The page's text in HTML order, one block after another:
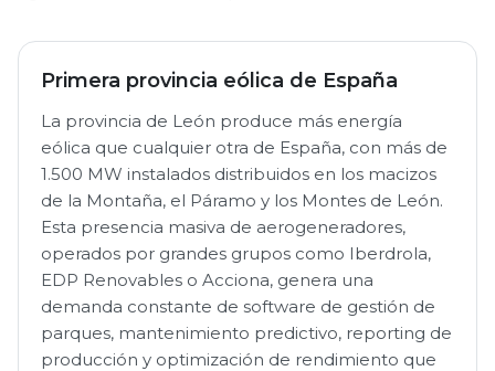
Primera provincia eólica de España
La provincia de León produce más energía
eólica que cualquier otra de España, con más de
1.500 MW instalados distribuidos en los macizos
de la Montaña, el Páramo y los Montes de León.
Esta presencia masiva de aerogeneradores,
operados por grandes grupos como Iberdrola,
EDP Renovables o Acciona, genera una
demanda constante de software de gestión de
parques, mantenimiento predictivo, reporting de
producción y optimización de rendimiento que